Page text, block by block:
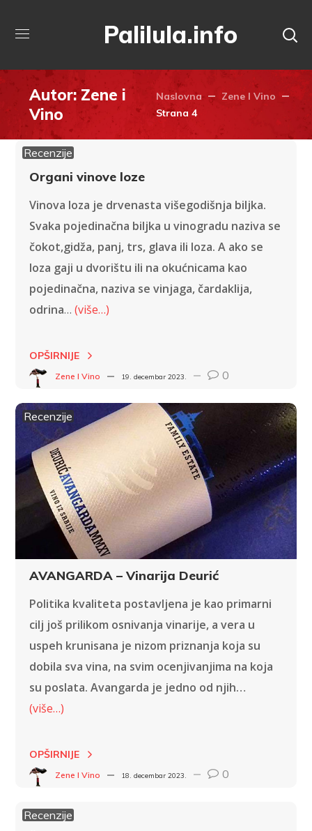
Palilula.info
Autor: Zene i
Vino
Naslovna
Zene I Vino
Strana 4
Recenzije
Organi vinove loze
Vinova loza je drvenasta višegodišnja biljka.
Svaka pojedinačna biljka u vinogradu naziva se
čokot,gidža, panj, trs, glava ili loza. A ako se
loza gaji u dvorištu ili na okućnicama kao
pojedinačna, naziva se vinjaga, čardaklija,
odrina…(više…)
OPŠIRNIJE
Zene I Vino 19. decembar 2023. 0
Recenzije
AVANGARDA – Vinarija Deurić
Politika kvaliteta postavljena je kao primarni
cilj još prilikom osnivanja vinarije, a vera u
uspeh krunisana je nizom priznanja koja su
dobila sva vina, na svim ocenjivanjima na koja
su poslata. Avangarda je jedno od njih…
(više…)
OPŠIRNIJE
Zene I Vino 18. decembar 2023. 0
Recenzije